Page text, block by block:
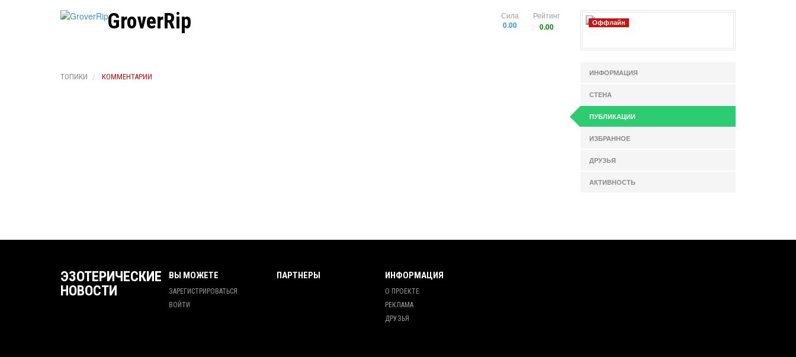
Рейтинг
0.00
Сила
0.00
GroverRip
ТОПИКИ КОММЕНТАРИИ
Оффлайн
ИНФОРМАЦИЯ
СТЕНА
ПУБЛИКАЦИИ
ИЗБРАННОЕ
ДРУЗЬЯ
АКТИВНОСТЬ
ЭЗОТЕРИЧЕСКИЕ
НОВОСТИ
ВЫ МОЖЕТЕ
ЗАРЕГИСТРИРОВАТЬСЯ
ВОЙТИ
ПАРТНЕРЫ ИНФОРМАЦИЯ
О ПРОЕКТЕ
РЕКЛАМА
ДРУЗЬЯ